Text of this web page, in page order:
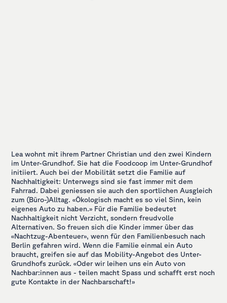
Lea wohnt mit ihrem Partner Christian und den zwei Kindern
im Unter-Grundhof. Sie hat die Foodcoop im Unter-Grundhof
initiiert. Auch bei der Mobilität setzt die Familie auf
Nachhaltigkeit: Unterwegs sind sie fast immer mit dem
Fahrrad. Dabei geniessen sie auch den sportlichen Ausgleich
zum (Büro-)Alltag. «Ökologisch macht es so viel Sinn, kein
eigenes Auto zu haben.» Für die Familie bedeutet
Nachhaltigkeit nicht Verzicht, sondern freudvolle
Alternativen. So freuen sich die Kinder immer über das
«Nachtzug-Abenteuer», wenn für den Familienbesuch nach
Berlin gefahren wird. Wenn die Familie einmal ein Auto
braucht, greifen sie auf das Mobility-Angebot des Unter-
Grundhofs zurück. «Oder wir leihen uns ein Auto von
Nachbar:innen aus - teilen macht Spass und schafft erst noch
gute Kontakte in der Nachbarschaft!»